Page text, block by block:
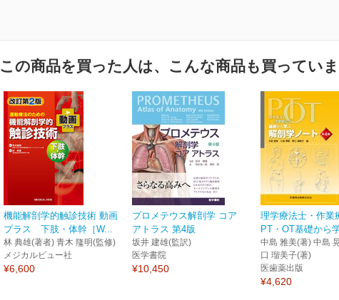
この商品を買った人は、こんな商品も買っていま
機能解剖学的触診技術 動画
プラス 下肢・体幹［W...
林 典雄(著者) 青木 隆明(監修)
メジカルビュー社
¥6,600
プロメテウス解剖学 コア
アトラス 第4版
坂井 建雄(監訳)
医学書院
¥10,450
理学療法士・作
PT・OT基礎から
中島 雅美(著) 中島
口 瑠美子(著)
医歯薬出版
¥4,620